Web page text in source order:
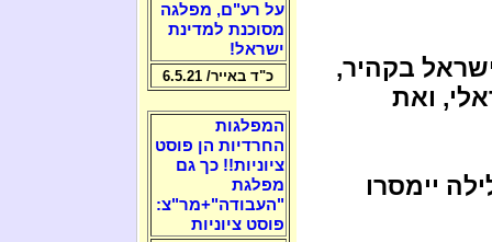
בקהיר,
ואת
יימסרו
על רע"ם, מפלגה
מסוכנת למדינת
ישראל!
כ"ד באייר/ 6.5.21
המפלגות
החרדיות הן פוסט
ציוניות!! כך גם
מפלגת
"העבודה"+מר"צ:
פוסט ציוניות